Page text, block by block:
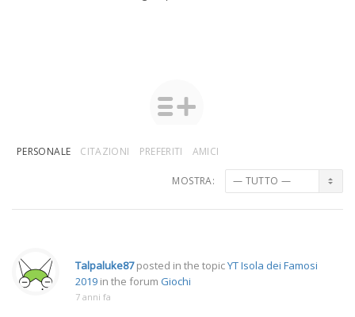
PERSONALE CITAZIONI PREFERITI AMICI
MOSTRA:
Talpaluke87posted in the topicYT Isola dei Famosi
2019 in the forum Giochi
7 anni fa